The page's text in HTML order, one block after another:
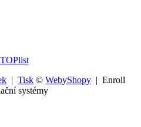
| Tisk © WebyShopy | Enroll
systémy